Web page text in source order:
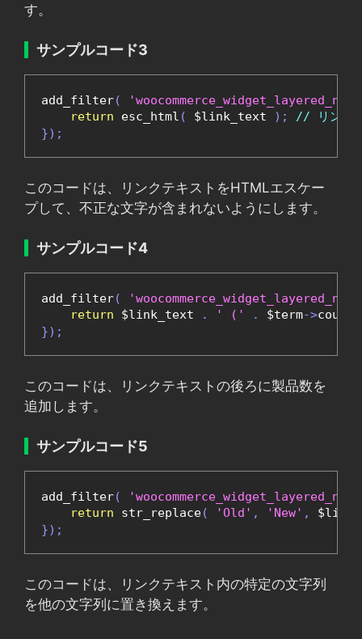
す。
サンプルコード3
add_filter(
return esc_html ( $link_text );
// リンク
});
このコードは、リンクテキストをHTMLエスケー
プして、不正な文字が含まれないようにします。
サンプルコード4
add_filter(
return $link_text . ' (' . $term->count
});
このコードは、リンクテキストの後ろに製品数を
追加します。
サンプルコード5
add_filter(
return str_replace( 'Old' , 'New' ,
});
このコードは、リンクテキスト内の特定の文字列
を他の文字列に置き換えます。